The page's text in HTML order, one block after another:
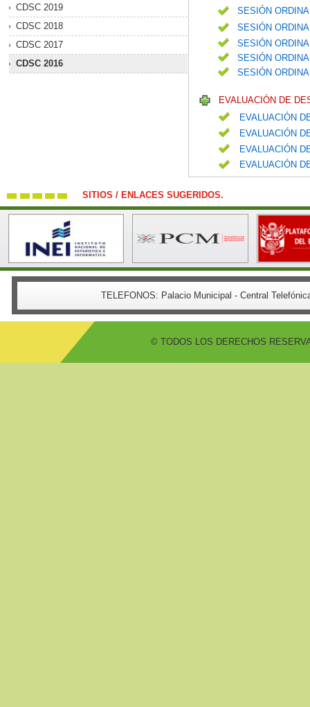
CDSC 2019
CDSC 2018
CDSC 2017
CDSC 2016
SESIÓN
SESIÓN
SESIÓN
SESIÓN
SESIÓN
EVALUACIÓN DE
EVALUACIÓN
EVALUACIÓN
EVALUACIÓN
EVALUACIÓN
SITIOS / ENLACES SUGERIDOS.
TELEFONOS: Palacio Municipal - Central
© TODOS LOS DERECHOS